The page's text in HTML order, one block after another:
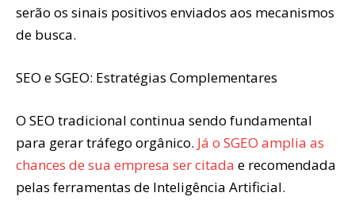
serão os sinais positivos enviados aos mecanismos
de busca.
SEO e SGEO: Estratégias Complementares
O SEO tradicional continua sendo fundamental
para gerar tráfego orgânico. Já o SGEO amplia as
chances de sua empresa ser citada e recomendada
pelas ferramentas de Inteligência Artificial.